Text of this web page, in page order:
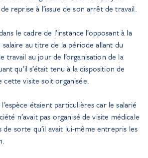
reprise à l’issue de son arrêt de travail.
le cadre de l’instance l’opposant à la
au titre de la période allant du
travail au jour de l’organisation de la
qu’il s’était tenu à la disposition de
cette visite soit organisée.
étaient particulières car le salarié
n’avait pas organisé de visite médicale
de sorte qu’il avait lui-même entrepris les